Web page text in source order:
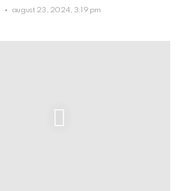
august 23, 2024, 3:19 pm